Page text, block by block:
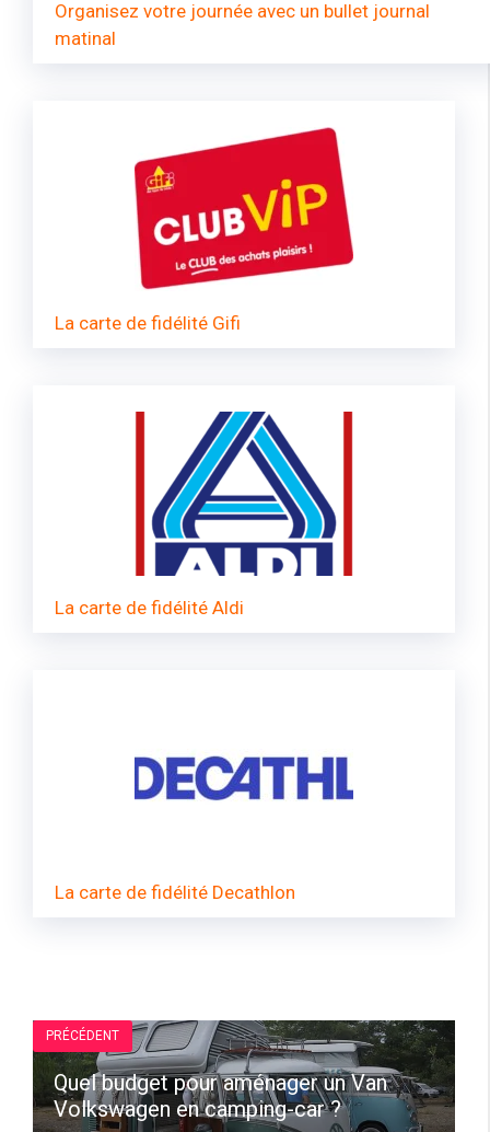
Organisez votre journée avec un bullet journal
matinal
La carte de fidélité Gifi
La carte de fidélité Aldi
La carte de fidélité Decathlon
PRÉCÉDENT
Quel budget pour aménager un Van
Volkswagen en camping-car ?